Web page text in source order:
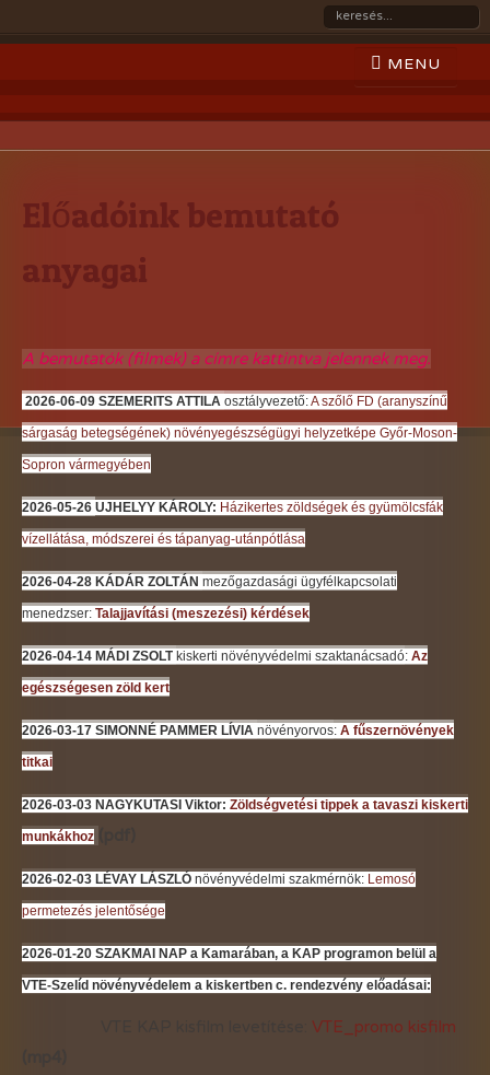
Előadóink bemutató
anyagai
A bemutatók (filmek) a címre kattintva jelennek meg.
2026-06-09 SZEMERITS ATTILA osztályvezető:A szőlő FD (aranyszínű
sárgaság betegségének) növényegészségügyi helyzetképe Győr-Moson-
Sopron vármegyében
2026-05-26 UJHELYY KÁROLY: Házikertes zöldségek és gyümölcsfák
vízellátása, módszerei és tápanyag-utánpótlása
2026-04-28 KÁDÁR ZOLTÁN mezőgazdasági ügyfélkapcsolati
menedzser: Talajjavítási (meszezési) kérdések
2026-04-14 MÁDI ZSOLT kiskerti növényvédelmi szaktanácsadó: Az
egészségesen zöld kert
2026-03-17 SIMONNÉ PAMMER LÍVIA növényorvos: A fűszernövények
titkai
2026-03-03 NAGYKUTASI Viktor: Zöldségvetési tippek a tavaszi kiskerti
munkákhoz
2026-02-03 LÉVAY LÁSZLÓ növényvédelmi szakmérnök: Lemosó
permetezés jelentősége
2026-01-20 SZAKMAI NAP a Kamarában, a KAP programon belül a
VTE-Szelíd növényvédelem a kiskertben c. rendezvény előadásai:
VTE_promo kisfilm